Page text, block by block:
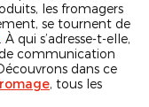
les fromagers
se tournent de
. À qui s’adresse-t-elle,
communication
dans ce
, tous les